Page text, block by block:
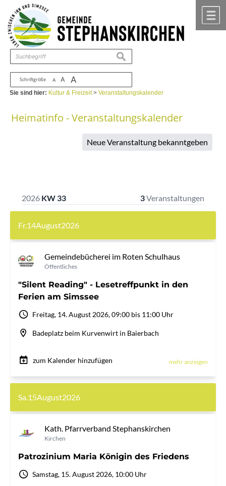
Zum Inhalt ,zur Navigation
Schriftgröße A A A
suchen
Sie sind hier: Kultur & Freizeit>Veranstaltungskalender
Heimatinfo - Veranstaltungskalender